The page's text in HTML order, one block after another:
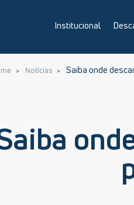
Institucional
Notícias Saiba onde